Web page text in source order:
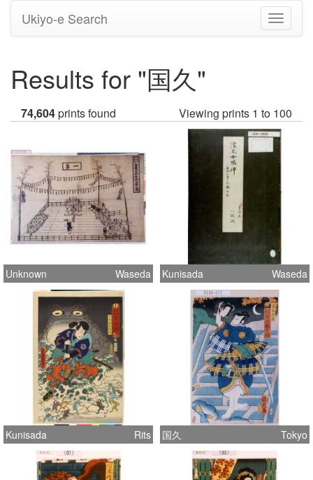
Toggle
Ukiyo-e Search
Results for "国久"
74,604prints found Viewing prints 1 to 100
Unknown Waseda Kunisada Waseda
Kunisada Rits 国久 Tokyo